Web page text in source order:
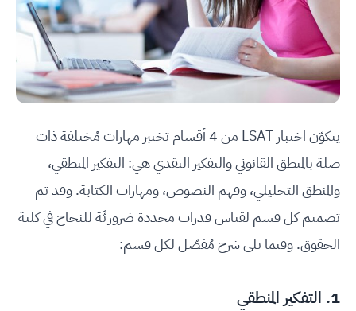
يتكوّن اختبار LSAT من 4 أقسام تختبر مهارات مُختلفة ذات
صلة بالمنطق القانوني والتفكير النقدي هي: التفكير المنطقي،
والمنطق التحليلي، وفهم النصوص، ومهارات الكتابة. وقد تم
تصميم كل قسم لقياس قدرات محددة ضروريَّة للنجاح في كلية
الحقوق. وفيما يلي شرح مُفصّل لكل قسم:
1. التفكير المنطقي